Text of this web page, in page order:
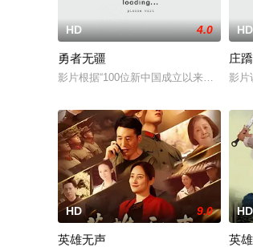
HD 4.0
勇者无疆
影片根据“100位新中国成立以来感动中国
HD
庄
影片
HD 9.0
英雄无声
HD
英